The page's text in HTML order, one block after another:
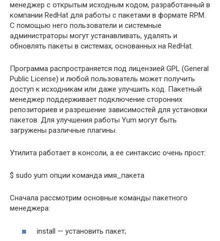
менеджер с открытым исходным кодом, разработанный в
компании RedHat для работы с пакетами в формате RPM.
С помощью него пользователи и системные
администраторы могут устанавливать, удалять и
обновлять пакеты в системах, основанных на RedHat.
Программа распространяется под лицензией GPL (General
Public License) и любой пользователь может получить
доступ к исходникам или даже улучшить код. Пакетный
менеджер поддерживает подключение сторонних
репозиториев и разрешение зависимостей для установки
пакетов. Для улучшения работы Yum могут быть
загружены различные плагины.
Утилита работает в консоли, а ее синтаксис очень прост:
$ sudo yum опции команда имя_пакета
Сначала рассмотрим основные команды пакетного
менеджера:
install — установить пакет;